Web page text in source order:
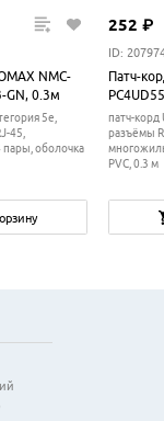
NMC-
GN, 0.3м
5e,
45,
оболочка
252 ₽
ID:
Патч-
патч-корд
разъёмы
PVC, 0.3 м